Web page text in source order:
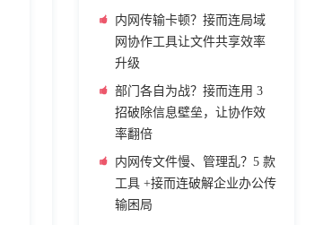
内网传输卡顿？接而连局域
网协作工具让文件共享效率
升级
部门各自为战？接而连用 3
招破除信息壁垒，让协作效
率翻倍
内网传文件慢、管理乱？5 款
工具 +接而连破解企业办公传
输困局